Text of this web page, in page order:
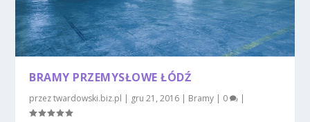
BRAMY PRZEMYSŁOWE ŁÓDŹ
przeztwardowski.biz.pl | gru 21, 2016 | Bramy | 0 |